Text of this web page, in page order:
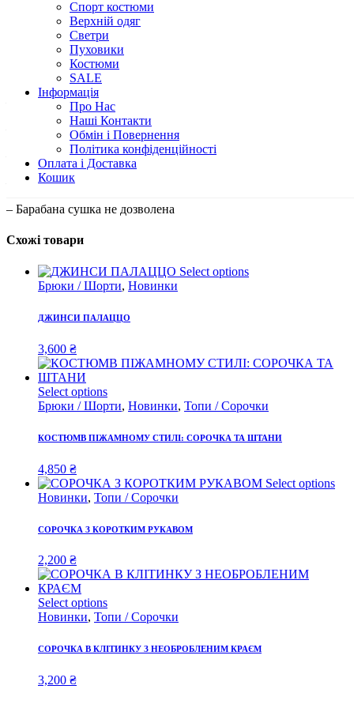
Спорт костюми
Верхній одяг
Светри
Пуховики
Костюми
SALE
Інформація
Про Нас
Наші Контакти
Обмін і Повернення
Політика конфіденційності
Оплата і Доставка
Кошик
[/vc_tta_accordion]
[/vc_column]
— Ручне прання
– Деликатне прання при температурі води 30°C
– прасувати паром не більше 110°C
– Не відбілювати
– Барабана сушка не дозволена
Схожі товари
Select options
Брюки / Шорти, Новинки
ДЖИНСИ ПАЛАЦЦО
3,600 ₴
Select options
Брюки / Шорти, Новинки, Топи / Сорочки
КОСТЮМВ ПІЖАМНОМУ СТИЛІ: СОРОЧКА ТА ШТАНИ
4,850 ₴
Select options
Новинки, Топи / Сорочки
СОРОЧКА З КОРОТКИМ РУКАВОМ
2,200 ₴
Select options
Новинки, Топи / Сорочки
СОРОЧКА В КЛІТИНКУ З НЕОБРОБЛЕНИМ КРАЄМ
3,200 ₴